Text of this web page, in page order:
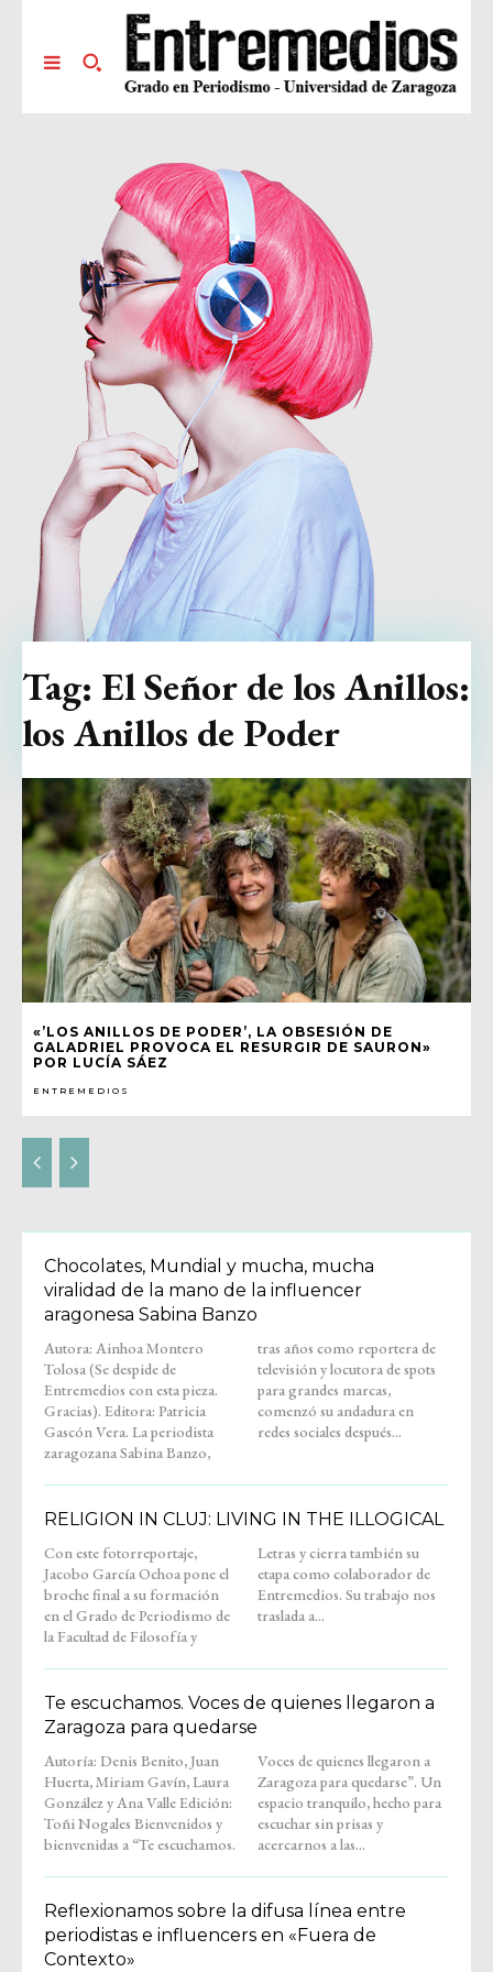
«’LOS ANILLOS DE PODER’, LA OBSESIÓN DE
GALADRIEL PROVOCA EL RESURGIR DE SAURON»
POR LUCÍA SÁEZ
ENTREMEDIOS
Tag: El Señor de los Anillos:
los Anillos de Poder
Chocolates, Mundial y mucha, mucha
viralidad de la mano de la influencer
aragonesa Sabina Banzo
Autora: Ainhoa Montero
Tolosa (Se despide de
Entremedios con esta pieza.
Gracias). Editora: Patricia
Gascón Vera. La periodista
zaragozana Sabina Banzo,
tras años como reportera de
televisión y locutora de spots
para grandes marcas,
comenzó su andadura en
redes sociales después...
RELIGION IN CLUJ: LIVING IN THE ILLOGICAL
Con este fotorreportaje,
Jacobo García Ochoa pone el
broche final a su formación
en el Grado de Periodismo de
la Facultad de Filosofía y
Letras y cierra también su
etapa como colaborador de
Entremedios. Su trabajo nos
traslada a...
Te escuchamos. Voces de quienes llegaron a
Zaragoza para quedarse
Autoría: Denis Benito, Juan
Huerta, Miriam Gavín, Laura
González y Ana Valle Edición:
Toñi Nogales Bienvenidos y
bienvenidas a “Te escuchamos.
Voces de quienes llegaron a
Zaragoza para quedarse”. Un
espacio tranquilo, hecho para
escuchar sin prisas y
acercarnos a las...
Reflexionamos sobre la difusa línea entre
periodistas e influencers en «Fuera de
Contexto»